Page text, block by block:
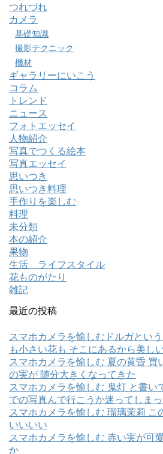
つれづれ
カメラ
基礎知識
撮影テクニック
機材
ギャラリーにいこう
コラム
トレンド
ニュース
フォトエッセイ
人物紹介
写真でつくる絵本
写真エッセイ
思いつき
思いつき料理
手作りを楽しむ
料理
未分類
本の紹介
果物
生活 ライフスタイル
花ものがたり
雑記
最近の投稿
スマホカメラを愉しむドルガとい
も小さい花も そこにあるから美し
スマホカメラを愉しむ 夏の黄昏 買
の実が 随分大きくなってきた
スマホカメラを愉しむ 鬼灯 と書い
での写真んで行こうか迷ってしまっ
スマホカメラを愉しむ 瑠璃茉莉 こ
いいいい
スマホカメラを愉しむ 赤い実が可
か